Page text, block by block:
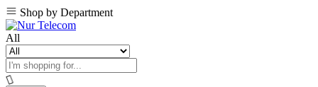
Shop by Department
All